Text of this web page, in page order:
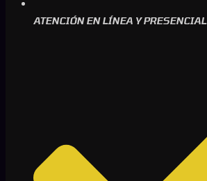
ATENCIÓN EN LÍNEA Y PRESENCIAL